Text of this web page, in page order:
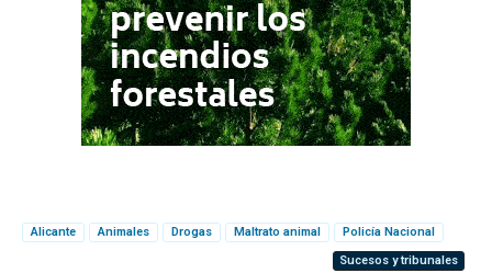
Alicante Animales Drogas Maltrato animal
Policía Nacional
Sucesos y tribunales